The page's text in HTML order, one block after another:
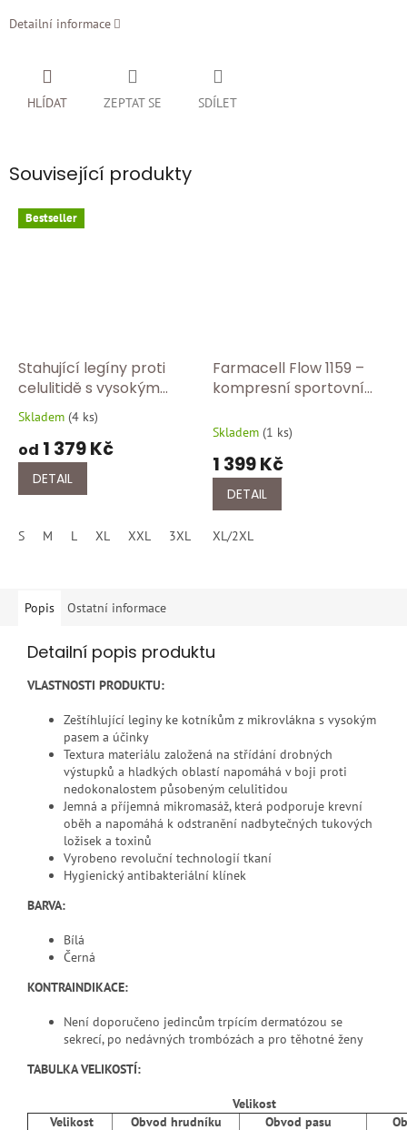
Detailní informace
ZEPTAT SE
HLÍDAT SDÍLET
Související produkty
Bestseller
Stahující legíny proti
celulitidě s vysokým
pasem – modelující
efekt FC 609Y/černa
Průměrné
produktu
5,0
hvězdiček.
Skladem (4 ks)
od 1 379 Kč
DETAIL
S M L XL XXL 3XL 4XL 5XL
Farmacell Flow 1159 –
kompresní sportovní
petrolejová
Skladem (1 ks)
1 399 Kč
DETAIL
XL/2XL
Popis Ostatní informace
Detailní popis produktu
VLASTNOSTI PRODUKTU:
Zeštíhlující leginy ke kotníkům z mikrovlákna s vysokým
pasem a účinky
Textura materiálu založená na střídání drobných
výstupků a hladkých oblastí napomáhá v boji proti
nedokonalostem působeným celulitidou
Jemná a příjemná mikromasáž, která podporuje krevní
oběh a napomáhá k odstranění nadbytečných tukových
ložisek a toxinů
Vyrobeno revoluční technologií tkaní
Hygienický antibakteriální klínek
BARVA:
Bílá
Černá
KONTRAINDIKACE:
Není doporučeno jedincům trpícím dermatózou se
sekrecí, po nedávných trombózách a pro těhotné ženy
TABULKA VELIKOSTÍ:
Velikost
Velikost
Obvod hrudníku Obvod pasu